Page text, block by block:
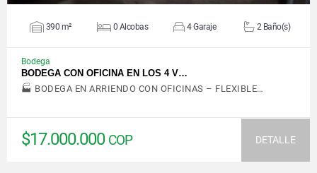
390 m² 0 Alcobas 4 Garaje 2 Baño(s)
Bodega
BODEGA CON OFICINA EN LOS 4 V…
🏭 BODEGA EN ARRIENDO CON OFICINAS – FLEXIBLE…
$17.000.000 COP DETALLE